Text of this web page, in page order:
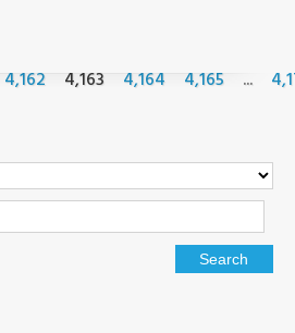
4,162 4,163 4,164 4,165 ...